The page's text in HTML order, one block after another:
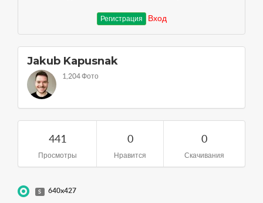
Регистрация Вход
Jakub Kapusnak
1,204 Фото
441
Просмотры
0
Нравится
0
Скачивания
S 640x427